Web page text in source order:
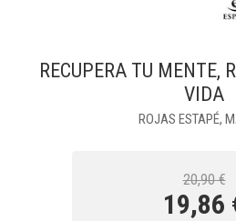
RECUPERA TU MENTE,
VIDA
ROJAS ESTAPÉ,
20,90 €
19,86